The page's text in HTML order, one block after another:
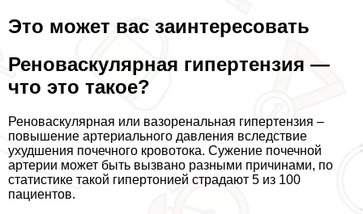
Это может вас заинтересовать
Реноваскулярная гипертензия —
что это такое?
Реноваскулярная или вазоренальная гипертензия –
повышение артериального давления вследствие
ухудшения почечного кровотока. Сужение почечной
артерии может быть вызвано разными причинами, по
статистике такой гипертонией страдают 5 из 100
пациентов.